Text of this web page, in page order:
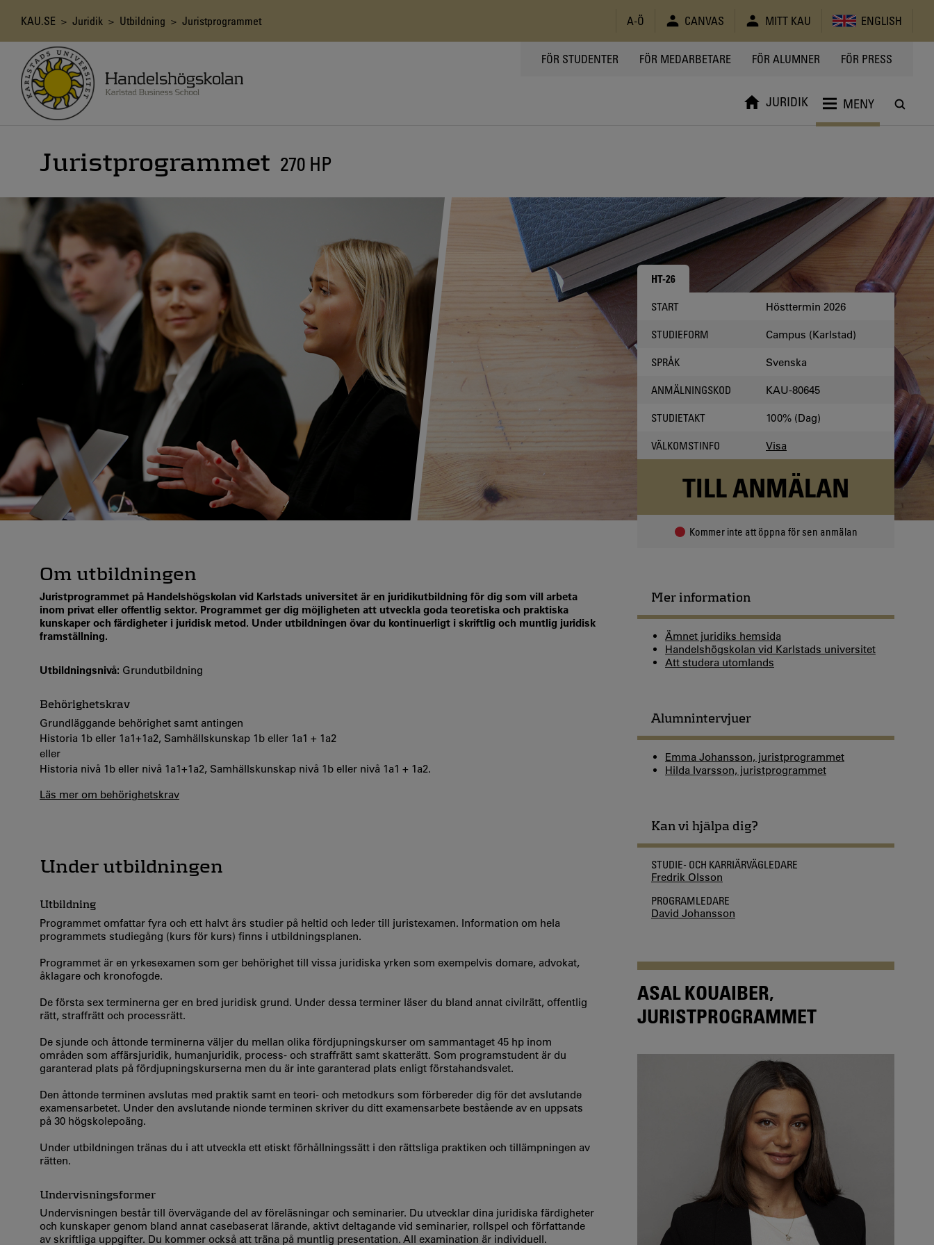
Länkstig
KAU.SE > Juridik > Utbildning > Juristprogrammet A-Ö CANVAS MITT KAU ENGLISH
TOPPMENY
FÖR STUDENTER FÖR MEDARBETARE FÖR ALUMNER FÖR PRESS
JURIDIK MENY
Juristprogrammet 270 HP
Om utbildningen
Juristprogrammet på Handelshögskolan vid Karlstads universitet är en juridikutbildning för dig som vill arbeta
inom privat eller offentlig sektor. Programmet ger dig möjligheten att utveckla goda teoretiska och praktiska
kunskaper och färdigheter i juridisk metod. Under utbildningen övar du kontinuerligt i skriftlig och muntlig juridisk
framställning.
Utbildningsnivå: Grundutbildning
Behörighetskrav
Grundläggande behörighet samt antingen
Historia 1b eller 1a1+1a2, Samhällskunskap 1b eller 1a1 + 1a2
eller
Historia nivå 1b eller nivå 1a1+1a2, Samhällskunskap nivå 1b eller nivå 1a1 + 1a2.
Läs mer om behörighetskrav
Under utbildningen
Utbildning
Programmet omfattar fyra och ett halvt års studier på heltid och leder till juristexamen. Information om hela
programmets studiegång (kurs för kurs) finns i utbildningsplanen.
Programmet är en yrkesexamen som ger behörighet till vissa juridiska yrken som exempelvis domare, advokat,
åklagare och kronofogde.
De första sex terminerna ger en bred juridisk grund. Under dessa terminer läser du bland annat civilrätt, offentlig
rätt, straffrätt och processrätt.
De sjunde och åttonde terminerna väljer du mellan olika fördjupningskurser om sammantaget 45 hp inom
områden som affärsjuridik, humanjuridik, process- och straffrätt samt skatterätt. Som programstudent är du
garanterad plats på fördjupningskurserna men du är inte garanterad plats enligt förstahandsvalet.
Den åttonde terminen avslutas med praktik samt en teori- och metodkurs som förbereder dig för det avslutande
examensarbetet. Under den avslutande nionde terminen skriver du ditt examensarbete bestående av en uppsats
på 30 högskolepoäng.
Under utbildningen tränas du i att utveckla ett etiskt förhållningssätt i den rättsliga praktiken och tillämpningen av
rätten.
Undervisningsformer
Undervisningen består till övervägande del av föreläsningar och seminarier. Du utvecklar dina juridiska färdigheter
och kunskaper genom bland annat casebaserat lärande, aktivt deltagande vid seminarier, rollspel och författande
av skriftliga uppgifter. Du kommer också att träna på muntlig presentation. All examination är individuell.
HT-26
START Hösttermin 2026
STUDIEFORM Campus (Karlstad)
SPRÅK Svenska
ANMÄLNINGSKOD KAU-80645
STUDIETAKT 100% (Dag)
VÄLKOMSTINFO Visa
TILL ANMÄLAN
Kommer inte att öppna för sen anmälan
Mer information
Ämnet juridiks hemsida
Handelshögskolan vid Karlstads universitet
Att studera utomlands
Alumnintervjuer
Emma Johansson, juristprogrammet
Hilda Ivarsson, juristprogrammet
Kan vi hjälpa dig?
STUDIE- OCH KARRIÄRVÄGLEDARE
Fredrik Olsson
PROGRAMLEDARE
David Johansson
ASAL KOUAIBER,
JURISTPROGRAMMET